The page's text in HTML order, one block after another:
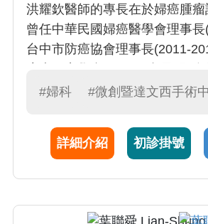
洪耀欽醫師的專長在於婦癌腫
曾任中華民國婦癌醫學會理事
台中市防癌協會理事長(2011-
(IGCS)會員及亞洲婦癌研究團體
頸癌,子宮內膜癌及卵巢癌)之診
分期手術及化學治療(或合併放
診斷治療, (4)月經失調不適診治
#婦科 #微創暨達文西手術
詳細介紹 初診掛號